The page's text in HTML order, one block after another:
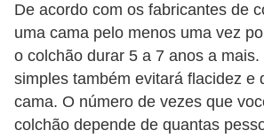
De acordo com os fabricantes de
uma cama pelo menos uma vez
o colchão durar 5 a 7 anos a
simples também evitará flacidez e
cama. O número de vezes que
colchão depende de quantas